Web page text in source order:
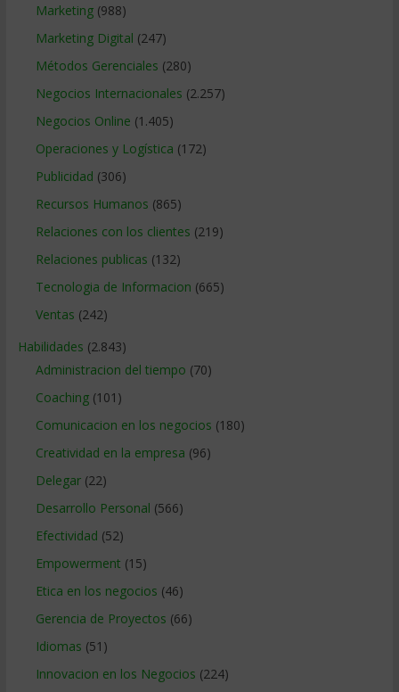
Marketing(988)
Marketing Digital (247)
Métodos Gerenciales (280)
Negocios Internacionales (2.257)
Negocios Online (1.405)
Operaciones y Logística (172)
Publicidad (306)
Recursos Humanos (865)
Relaciones con los clientes (219)
Relaciones publicas (132)
Tecnologia de Informacion (665)
Ventas (242)
Habilidades (2.843)
Administracion del tiempo (70)
Coaching(101)
Comunicacion en los negocios (180)
Creatividad en la empresa (96)
Delegar(22)
Desarrollo Personal (566)
Efectividad (52)
Empowerment (15)
Etica en los negocios (46)
Gerencia de Proyectos (66)
Idiomas (51)
Innovacion en los Negocios (224)